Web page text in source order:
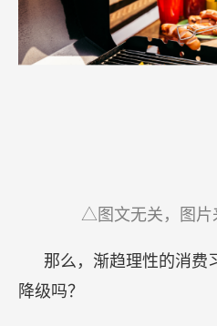
△图文无关，图片
那么，渐趋理性的消费
降级吗？